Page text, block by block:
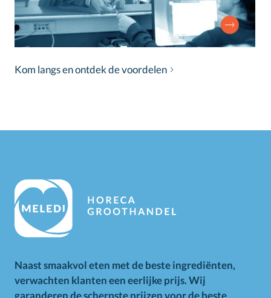
Kom langs en ontdek de voordelen
Naast smaakvol eten met de beste ingrediënten,
verwachten klanten een eerlijke prijs. Wij